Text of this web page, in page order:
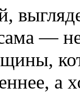
—
а